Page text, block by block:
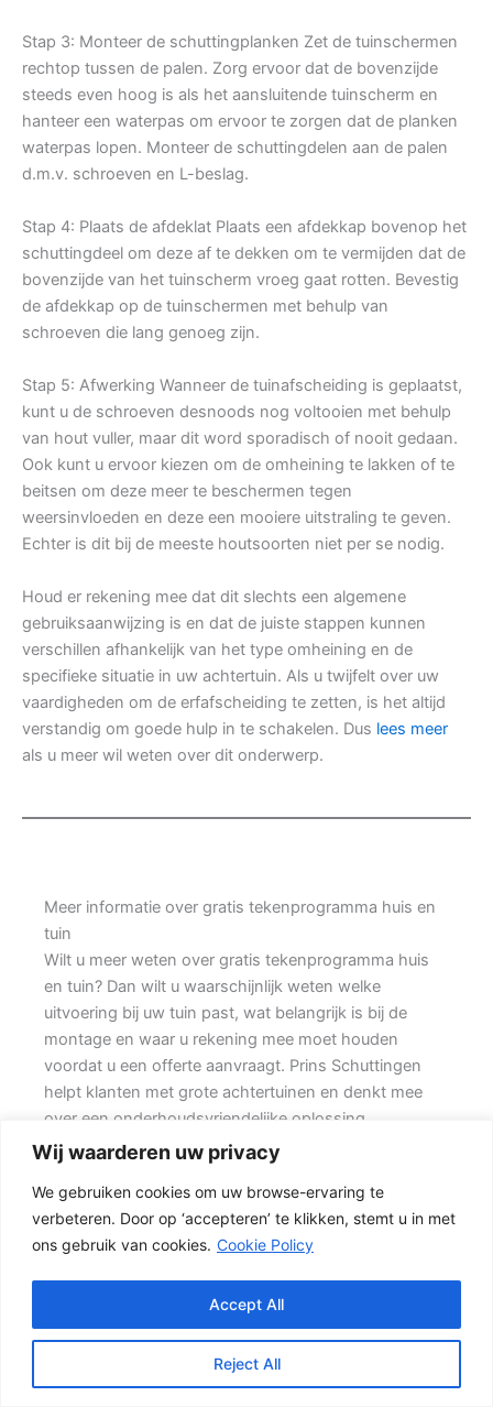
Wij waarderen uw privacy
We gebruiken cookies om uw browse-ervaring te
verbeteren. Door op ‘accepteren’ te klikken, stemt u in met
ons gebruik van cookies. Cookie Policy
Reject All
Accept All
Stap 3: Monteer de schuttingplanken Zet de tuinschermen
rechtop tussen de palen. Zorg ervoor dat de bovenzijde
steeds even hoog is als het aansluitende tuinscherm en
hanteer een waterpas om ervoor te zorgen dat de planken
waterpas lopen. Monteer de schuttingdelen aan de palen
d.m.v. schroeven en L-beslag.
Stap 4: Plaats de afdeklat Plaats een afdekkap bovenop het
schuttingdeel om deze af te dekken om te vermijden dat de
bovenzijde van het tuinscherm vroeg gaat rotten. Bevestig
de afdekkap op de tuinschermen met behulp van
schroeven die lang genoeg zijn.
Stap 5: Afwerking Wanneer de tuinafscheiding is geplaatst,
kunt u de schroeven desnoods nog voltooien met behulp
van hout vuller, maar dit word sporadisch of nooit gedaan.
Ook kunt u ervoor kiezen om de omheining te lakken of te
beitsen om deze meer te beschermen tegen
weersinvloeden en deze een mooiere uitstraling te geven.
Echter is dit bij de meeste houtsoorten niet per se nodig.
Houd er rekening mee dat dit slechts een algemene
gebruiksaanwijzing is en dat de juiste stappen kunnen
verschillen afhankelijk van het type omheining en de
specifieke situatie in uw achtertuin. Als u twijfelt over uw
vaardigheden om de erfafscheiding te zetten, is het altijd
verstandig om goede hulp in te schakelen. Dus lees meer
als u meer wil weten over dit onderwerp.
Meer informatie over gratis tekenprogramma huis en
tuin
Wilt u meer weten over gratis tekenprogramma huis
en tuin? Dan wilt u waarschijnlijk weten welke
uitvoering bij uw tuin past, wat belangrijk is bij de
montage en waar u rekening mee moet houden
voordat u een offerte aanvraagt. Prins Schuttingen
helpt klanten met grote achtertuinen en denkt mee
over een onderhoudsvriendelijke oplossing.
De juiste erfafscheiding begint met een goed plan.
Wilt u vooral een luxe uitstraling, dan kan een hout-
beton schutting met hoge betonplaat of zwarte
accenten goed passen. Daarom is persoonlijk advies
vaak beter dan alleen online een standaardprijs
Schutting kiezen op basis van uitstraling en gebruik